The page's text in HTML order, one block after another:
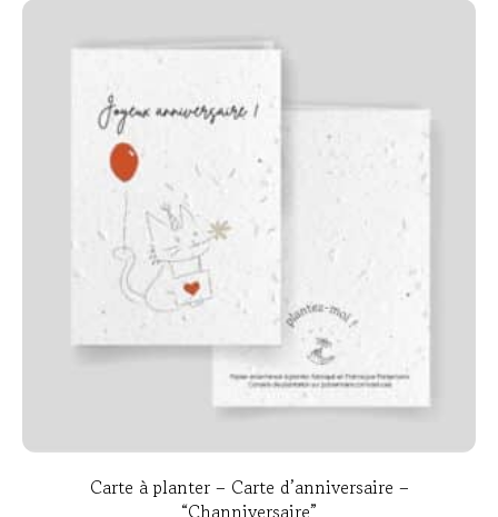
Carte à planter – Carte d’anniversaire –
“Channiversaire”